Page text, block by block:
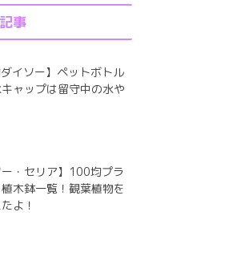
事
ダイソー】ペットボトル
ャップは留守中の水や
ー・セリア】100均プラ
木鉢一覧！観葉植物を
よ！